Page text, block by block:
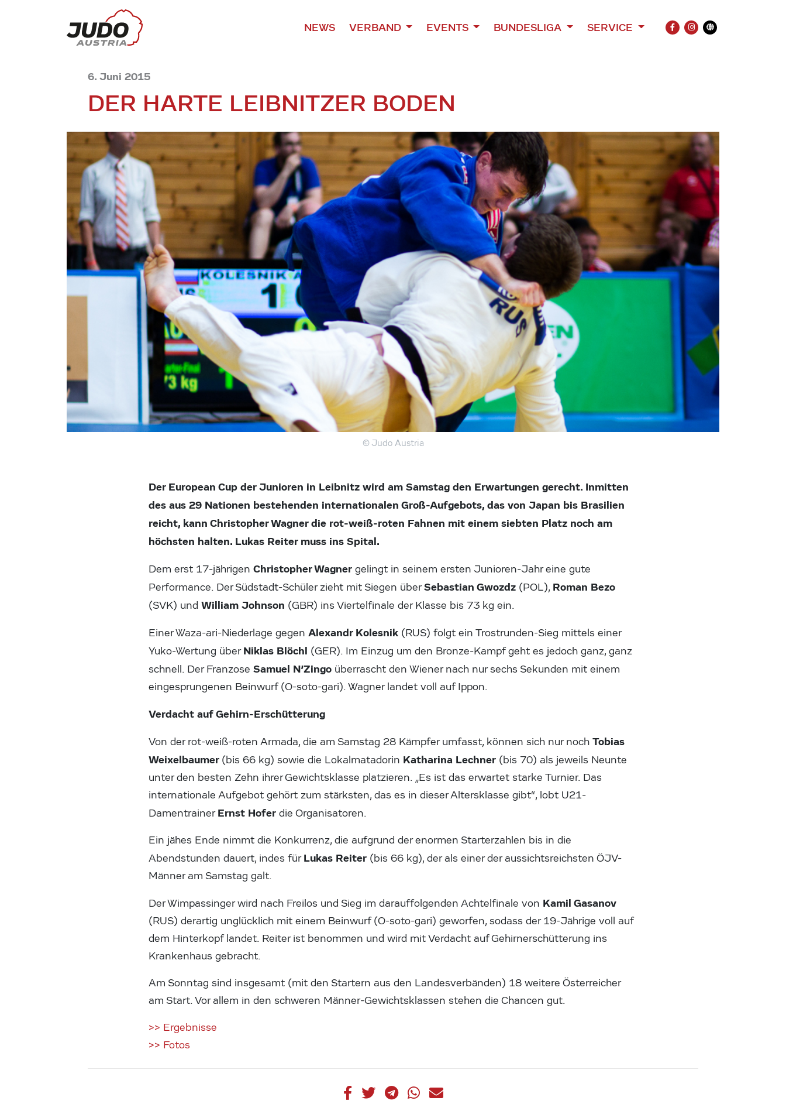
NEWS VERBAND EVENTS BUNDESLIGA SERVICE
FACEBOOK
INSTAGRAM
Übersetzung
6. Juni 2015
DER HARTE LEIBNITZER BODEN
© Judo Austria
Der European Cup der Junioren in Leibnitz wird am Samstag den Erwartungen gerecht. Inmitten
des aus 29 Nationen bestehenden internationalen Groß-Aufgebots, das von Japan bis Brasilien
reicht, kann Christopher Wagner die rot-weiß-roten Fahnen mit einem siebten Platz noch am
höchsten halten. Lukas Reiter muss ins Spital.
Dem erst 17-jährigenChristopher Wagner gelingt in seinem ersten Junioren-Jahr eine gute
Performance. Der Südstadt-Schüler zieht mit Siegen überSebastian Gwozdz (POL), Roman Bezo
(SVK) undWilliam Johnson (GBR) ins Viertelfinale der Klasse bis 73 kg ein.
Einer Waza-ari-Niederlage gegenAlexandr Kolesnik (RUS) folgt ein Trostrunden-Sieg mittels einer
Yuko-Wertung überNiklas Blöchl (GER). Im Einzug um den Bronze-Kampf geht es jedoch ganz, ganz
schnell. Der FranzoseSamuel N’Zingo überrascht den Wiener nach nur sechs Sekunden mit einem
eingesprungenen Beinwurf (O-soto-gari). Wagner landet voll auf Ippon.
Verdacht auf Gehirn-Erschütterung
Von der rot-weiß-roten Armada, die am Samstag 28 Kämpfer umfasst, können sich nur nochTobias
Weixelbaumer (bis 66 kg) sowie die Lokalmatadorin Katharina Lechner (bis 70) als jeweils Neunte
unter den besten Zehn ihrer Gewichtsklasse platzieren. „Es ist das erwartet starke Turnier. Das
internationale Aufgebot gehört zum stärksten, das es in dieser Altersklasse gibt“, lobt U21-
DamentrainerErnst Hofer die Organisatoren.
Ein jähes Ende nimmt die Konkurrenz, die aufgrund der enormen Starterzahlen bis in die
Abendstunden dauert, indes fürLukas Reiter (bis 66 kg), der als einer der aussichtsreichsten ÖJV-
Männer am Samstag galt.
Der Wimpassinger wird nach Freilos und Sieg im darauffolgenden Achtelfinale von Kamil Gasanov
(RUS) derartig unglücklich mit einem Beinwurf (O-soto-gari) geworfen, sodass der 19-Jährige voll auf
dem Hinterkopf landet. Reiter ist benommen und wird mit Verdacht auf Gehirnerschütterung ins
Krankenhaus gebracht.
Am Sonntag sind insgesamt (mit den Startern aus den Landesverbänden) 18 weitere Österreicher
am Start. Vor allem in den schweren Männer-Gewichtsklassen stehen die Chancen gut.
>> Ergebnisse
>> Fotos